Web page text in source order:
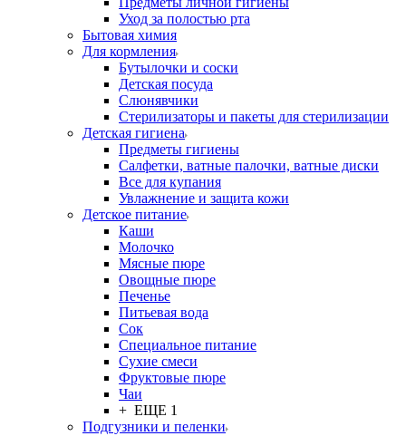
Уход за полостью рта
Бытовая химия
Для кормления
Бутылочки и соски
Детская посуда
Слюнявчики
Стерилизаторы и пакеты для стерилизации
Детская гигиена
Предметы гигиены
Салфетки, ватные палочки, ватные диски
Все для купания
Увлажнение и защита кожи
Детское питание
Каши
Молочко
Мясные пюре
Овощные пюре
Печенье
Питьевая вода
Сок
Специальное питание
Сухие смеси
Фруктовые пюре
Чаи
+ ЕЩЕ 1
Подгузники и пеленки